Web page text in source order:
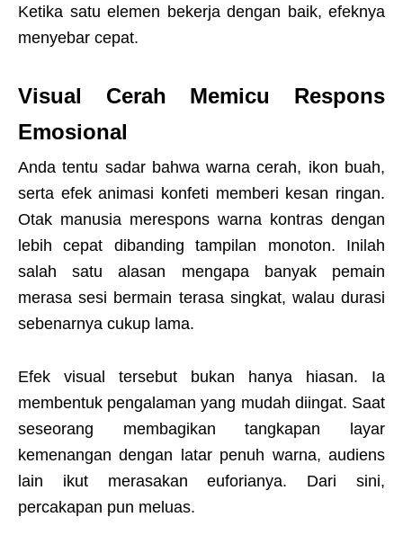
Ketika satu elemen bekerja dengan baik, efeknya
menyebar cepat.
Visual Cerah Memicu Respons
Emosional
Anda tentu sadar bahwa warna cerah, ikon buah,
serta efek animasi konfeti memberi kesan ringan.
Otak manusia merespons warna kontras dengan
lebih cepat dibanding tampilan monoton. Inilah
salah satu alasan mengapa banyak pemain
merasa sesi bermain terasa singkat, walau durasi
sebenarnya cukup lama.
Efek visual tersebut bukan hanya hiasan. Ia
membentuk pengalaman yang mudah diingat. Saat
seseorang membagikan tangkapan layar
kemenangan dengan latar penuh warna, audiens
lain ikut merasakan euforianya. Dari sini,
percakapan pun meluas.